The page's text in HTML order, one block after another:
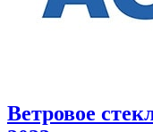
Ветровое